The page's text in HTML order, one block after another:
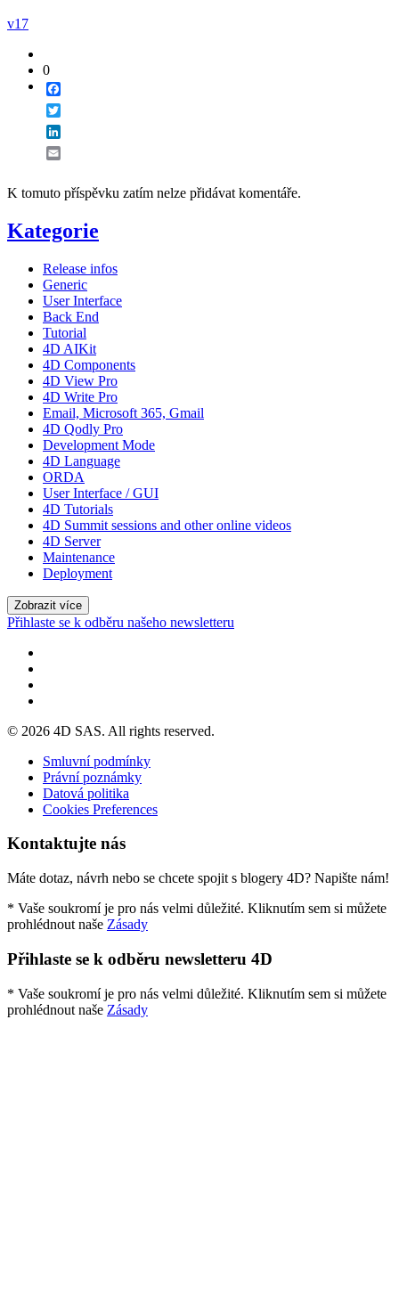
v17
0
K tomuto příspěvku zatím nelze přidávat komentáře.
Kategorie
Release infos
Generic
User Interface
Back End
Tutorial
4D AIKit
4D Components
4D View Pro
4D Write Pro
Email, Microsoft 365, Gmail
4D Qodly Pro
Development Mode
4D Language
ORDA
User Interface / GUI
4D Tutorials
4D Summit sessions and other online videos
4D Server
Maintenance
Deployment
Zobrazit více
Přihlaste se k odběru našeho newsletteru
© 2026 4D SAS. All rights reserved.
Smluvní podmínky
Právní poznámky
Datová politika
Cookies Preferences
Kontaktujte nás
Máte dotaz, návrh nebo se chcete spojit s blogery 4D? Napište nám!
* Vaše soukromí je pro nás velmi důležité. Kliknutím sem si můžete
prohlédnout naše Zásady
Přihlaste se k odběru newsletteru 4D
* Vaše soukromí je pro nás velmi důležité. Kliknutím sem si můžete
prohlédnout naše Zásady